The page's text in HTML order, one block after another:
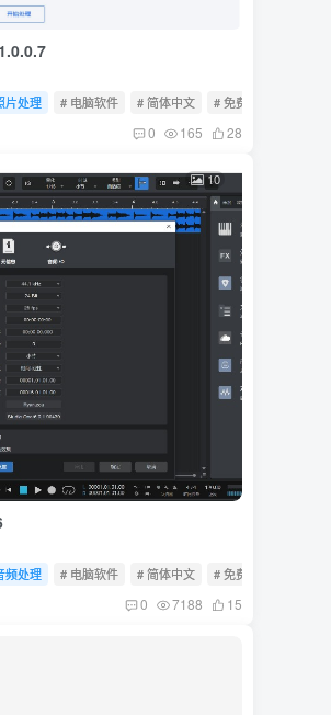
片处理 # 电脑软件 # 简体中文 # 免费软件
0 165 28
10
频处理 # 电脑软件 # 简体中文 # 免费软件
0 7188 15